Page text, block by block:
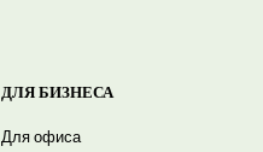
ДЛЯ БИЗНЕСА
Для офиса